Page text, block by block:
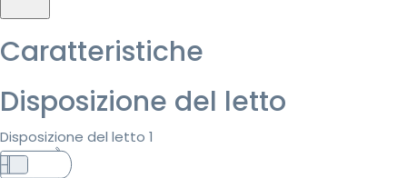
Caratteristiche
Disposizione del letto
Disposizione del letto 1